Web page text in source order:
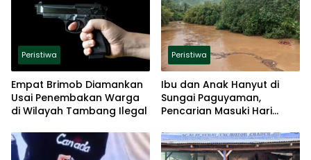
Peristiwa
Empat Brimob Diamankan
Usai Penembakan Warga
di Wilayah Tambang Ilegal
Peristiwa
Ibu dan Anak Hanyut di
Sungai Paguyaman,
Pencarian Masuki Hari